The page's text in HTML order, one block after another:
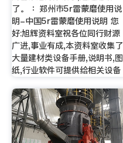
了。 ：郑州市5r雷蒙磨使用说
明-中国5r雷蒙磨使用说明 您
好:旭辉资料室祝各位同行财源
广进,事业有成,本资料室收集了
大量建材类设备手册,说明书,图
纸,行业软件可提供给相关设备